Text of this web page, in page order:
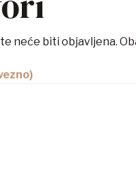
neće biti objavljena.